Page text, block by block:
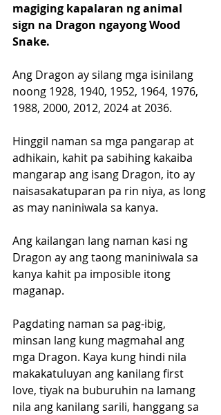
magiging kapalaran ng animal
sign na Dragon ngayong Wood
Snake.
Ang Dragon ay silang mga isinilang
noong 1928, 1940, 1952, 1964, 1976,
1988, 2000, 2012, 2024 at 2036.
Hinggil naman sa mga pangarap at
adhikain, kahit pa sabihing kakaiba
mangarap ang isang Dragon, ito ay
naisasakatuparan pa rin niya, as long
as may naniniwala sa kanya.
Ang kailangan lang naman kasi ng
Dragon ay ang taong maniniwala sa
kanya kahit pa imposible itong
maganap.
Pagdating naman sa pag-ibig,
minsan lang kung magmahal ang
mga Dragon. Kaya kung hindi nila
makakatuluyan ang kanilang first
love, tiyak na buburuhin na lamang
nila ang kanilang sarili, hanggang sa